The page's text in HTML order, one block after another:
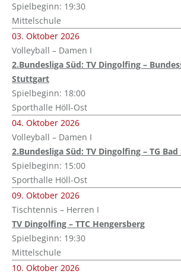
Spielbeginn: 19:30
Mittelschule
03. Oktober 2026
Volleyball – Damen I
2.Bundesliga Süd: TV Dingolfing –
Stuttgart
Spielbeginn: 18:00
Sporthalle Höll-Ost
04. Oktober 2026
Volleyball – Damen I
2.Bundesliga Süd: TV Dingolfing – TG Bad
Spielbeginn: 15:00
Sporthalle Höll-Ost
09. Oktober 2026
Tischtennis – Herren I
TV Dingolfing – TTC Hengersberg
Spielbeginn: 19:30
Mittelschule
10. Oktober 2026